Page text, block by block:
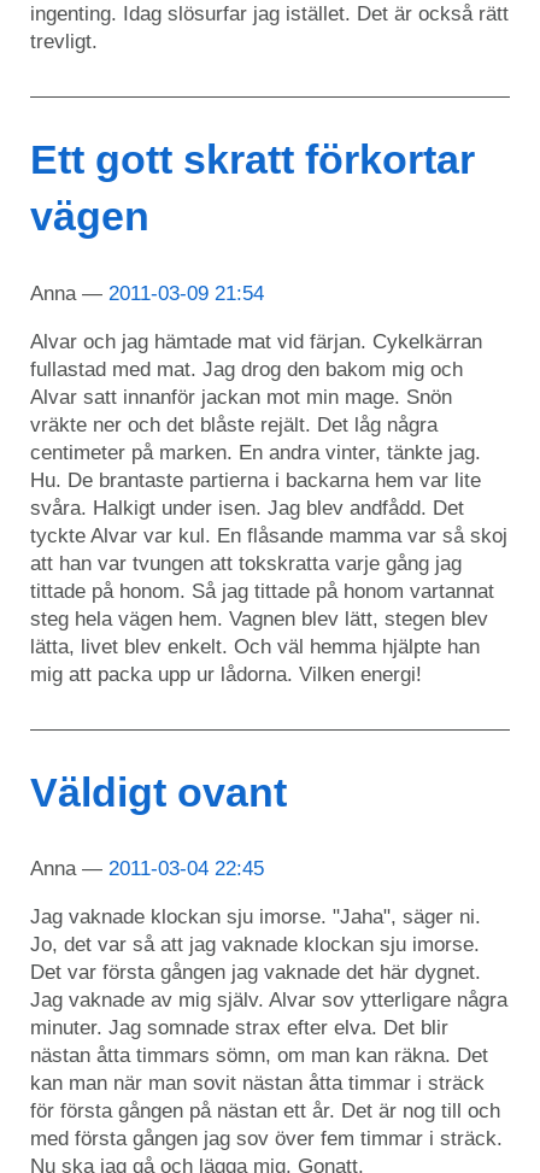
ingenting. Idag slösurfar jag istället. Det är också rätt
trevligt.
Ett gott skratt förkortar
vägen
Anna 2011-03-09 21:54
Alvar och jag hämtade mat vid färjan. Cykelkärran
fullastad med mat. Jag drog den bakom mig och
Alvar satt innanför jackan mot min mage. Snön
vräkte ner och det blåste rejält. Det låg några
centimeter på marken. En andra vinter, tänkte jag.
Hu. De brantaste partierna i backarna hem var lite
svåra. Halkigt under isen. Jag blev andfådd. Det
tyckte Alvar var kul. En flåsande mamma var så skoj
att han var tvungen att tokskratta varje gång jag
tittade på honom. Så jag tittade på honom vartannat
steg hela vägen hem. Vagnen blev lätt, stegen blev
lätta, livet blev enkelt. Och väl hemma hjälpte han
mig att packa upp ur lådorna. Vilken energi!
Väldigt ovant
Anna 2011-03-04 22:45
Jag vaknade klockan sju imorse. "Jaha", säger ni.
Jo, det var så att jag vaknade klockan sju imorse.
Det var första gången jag vaknade det här dygnet.
Jag vaknade av mig själv. Alvar sov ytterligare några
minuter. Jag somnade strax efter elva. Det blir
nästan åtta timmars sömn, om man kan räkna. Det
kan man när man sovit nästan åtta timmar i sträck
för första gången på nästan ett år. Det är nog till och
med första gången jag sov över fem timmar i sträck.
Nu ska jag gå och lägga mig. Gonatt.